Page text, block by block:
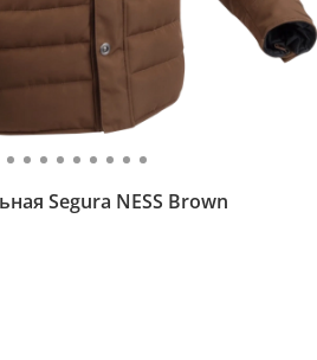
Segura NESS Brown